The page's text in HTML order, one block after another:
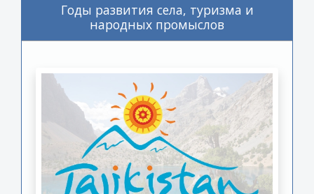
Годы развития села, туризма и
народных промыслов